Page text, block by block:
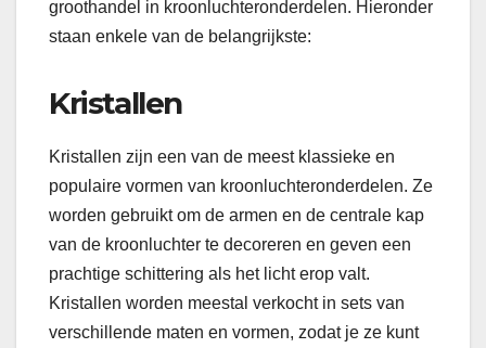
groothandel in kroonluchteronderdelen. Hieronder
staan enkele van de belangrijkste:
Kristallen
Kristallen zijn een van de meest klassieke en
populaire vormen van kroonluchteronderdelen. Ze
worden gebruikt om de armen en de centrale kap
van de kroonluchter te decoreren en geven een
prachtige schittering als het licht erop valt.
Kristallen worden meestal verkocht in sets van
verschillende maten en vormen, zodat je ze kunt